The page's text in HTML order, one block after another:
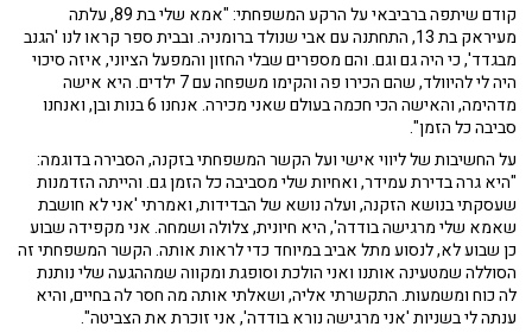
קודם שיתפה ברביבאי על הרקע המשפחתי: "אמא שלי בת 89, עלתה
מעיראק בת 13, התחתנה עם אבי שנולד ברומניה. ובבית ספר קראו לנו 'הגנב
מבגדד', כי היה גם וגם. והם מספרים שבלי החזון והמפעל הציוני, איזה סיכוי
היה לי להיוולד, שהם הכירו פה והקימו משפחה עם 7 ילדים. היא אישה
מדהימה, והאישה הכי חכמה בעולם שאני מכירה. אנחנו 6 בנות ובן, ואנחנו
סביבה כל הזמן".
על החשיבות של ליווי אישי ועל הקשר המשפחתי בזקנה, הסבירה בדוגמה:
"היא גרה בדירת עמידר, ואחיות שלי מסביבה כל הזמן גם. והייתה הזדמנות
שעסקתי בנושא הזקנה, ועלה נושא של הבדידות, ואמרתי 'אני לא חושבת
שאמא שלי מרגישה בודדה', היא חיונית, צלולה ושמחה. אני מקפידה שבוע
כן שבוע לא, לנסוע מתל אביב במיוחד כדי לראות אותה. הקשר המשפחתי זה
הסוללה שמטעינה אותנו ואני הולכת וסופגת ומקווה שמההגעה שלי נותנת
לה כוח ומשמעות. התקשרתי אליה, ושאלתי אותה מה חסר לה בחיים, והיא
ענתה לי בשניות 'אני מרגישה נורא בודדה', אני זוכרת את הצביטה".